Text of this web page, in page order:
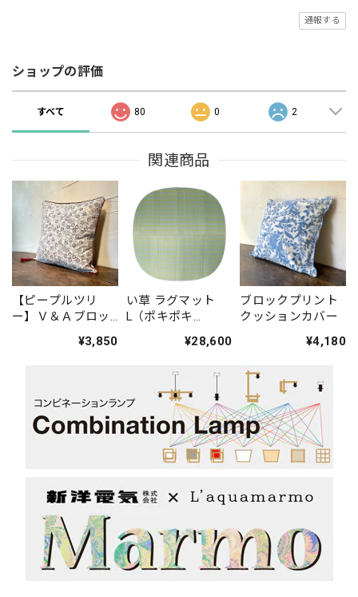
通報する
ショップの評価
すべて 80 0 2
関連商品
【ピープルツリ
ー】Ｖ＆Ａブロッ
ョンカバー(デコロ
¥3,850
い草 ラグマット
L（ポキポキ
¥28,600
ブロックプリント
クッションカバー
¥4,180